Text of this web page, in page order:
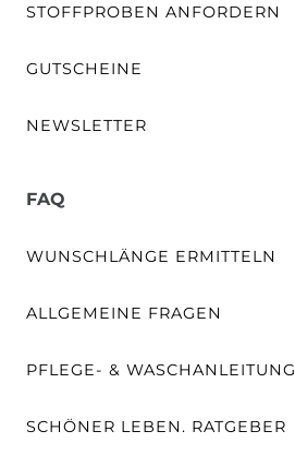
STOFFPROBEN ANFORDERN
GUTSCHEINE
NEWSLETTER
FAQ
WUNSCHLÄNGE ERMITTELN
ALLGEMEINE FRAGEN
PFLEGE- & WASCHANLEITUNG
SCHÖNER LEBEN. RATGEBER